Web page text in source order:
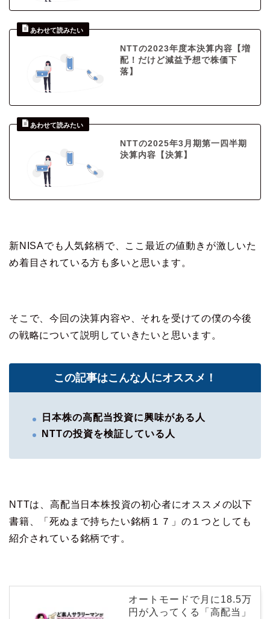
NTTの2023年度本決算内容【増
配！だけど減益予想で株価下
落】
NTTの2025年3月期第一四半期
決算内容【決算】
新NISAでも人気銘柄で、ここ最近の値動きが激しいた
め着目されている方も多いと思います。
そこで、今回の決算内容や、それを受けての僕の今後
の戦略について説明していきたいと思います。
この記事はこんな人にオススメ！
日本株の高配当投資に興味がある人
NTTの投資を検証している人
NTTは、高配当日本株投資の初心者にオススメの以下
書籍、「死ぬまで持ちたい銘柄１７」の１つとしても
紹介されている銘柄です。
オートモードで月に18.5万
円が入ってくる「高配当」